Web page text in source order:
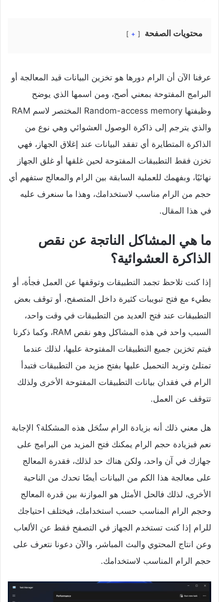
محتويات الصفحة +
عرفنا الآن أن الرام دورها هو تخزين البيانات قيد المعالجة أو
البرامج المفتوحة بمعني أصح، ومن اسمها الذي يوضح
وظيفتها Random-access memory المختصر لاسم RAM
والذي يترجم إلى ذاكرة الوصول العشوائي وهي نوع من
الذاكرة المتطايرة أي تفقد البيانات عند إغلاق الجهاز، فهي
تخزن فقط التطبيقات المفتوحة لحين غلقها أو غلق الجهاز
نهائيًا، وبفهمك للعملية السابقة بين الرام والمعالج ستفهم أي
حجم من الرام مناسب لاستخدامك، وهذا ما سنعرف عليه
في هذا المقال.
ما هي المشاكل الناتجة عن نقص
الذاكرة العشوائية؟
إذا كنت تلاحظ تجمد التطبيقات وتوقفها عن العمل فجأة، أو
بطيء مع فتح تبويبات كثيرة داخل المتصفح، أو توقف بعض
التطبيقات عند فتح العديد من التطبيقات في وقت واحد،
السبب واحد في هذه المشاكل وهو نقص RAM، وكما ذكرنا
فيتم تخزين جميع التطبيقات المفتوحة عليها، لذلك عندما
تمتلئ وتريد التحميل عليها بفتح مزيد من التطبيقات فتبدأ
الرام في فقدان بيانات التطبيقات المفتوحة الأخرى ولذلك
تتوقف عن العمل.
هل معني ذلك أنه بزيادة الرام ستُحَل هذه المشكلة؟ الإجابة
نعم فبزيادة حجم الرام يمكنك فتح المزيد من البرامج على
جهازك في آن واحد، ولكن هناك حد لذلك، فقدرة المعالج
على معالجة هذا الكم من البيانات أيضًا تحدك من الناحية
الأخرى، لذلك فالحل الأمثل هو الموازنة بين قدرة المعالج
وحجم الرام المناسب حسب استخدامك، فيختلف احتياجك
للرام إذا كنت تستخدم الجهاز في التصفح فقط عن الألعاب
وعن انتاج المحتوي والبث المباشر، والآن دعونا نتعرف على
حجم الرام المناسب لاستخدامك.